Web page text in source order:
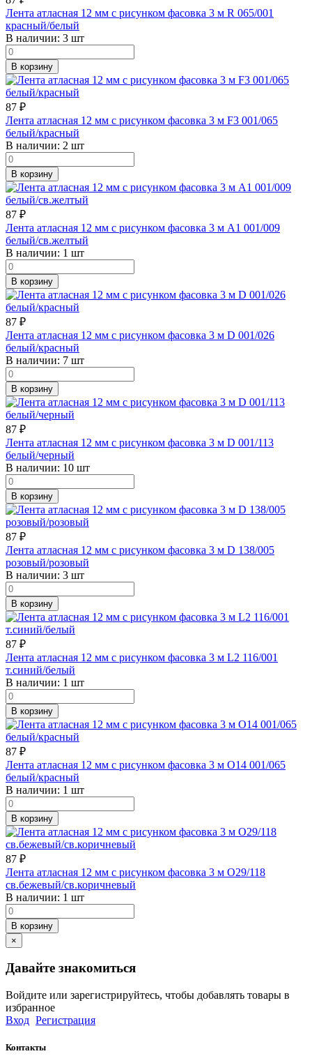
Лента атласная 12 мм с рисунком фасовка 3 м R 065/001
красный/белый
В наличии: 3 шт
В корзину
87 ₽
Лента атласная 12 мм с рисунком фасовка 3 м F3 001/065
белый/красный
В наличии: 2 шт
В корзину
87 ₽
Лента атласная 12 мм с рисунком фасовка 3 м A1 001/009
белый/св.желтый
В наличии: 1 шт
В корзину
87 ₽
Лента атласная 12 мм с рисунком фасовка 3 м D 001/026
белый/красный
В наличии: 7 шт
В корзину
87 ₽
Лента атласная 12 мм с рисунком фасовка 3 м D 001/113
белый/черный
В наличии: 10 шт
В корзину
87 ₽
Лента атласная 12 мм с рисунком фасовка 3 м D 138/005
розовый/розовый
В наличии: 3 шт
В корзину
87 ₽
Лента атласная 12 мм с рисунком фасовка 3 м L2 116/001
т.синий/белый
В наличии: 1 шт
В корзину
87 ₽
Лента атласная 12 мм с рисунком фасовка 3 м O14 001/065
белый/красный
В наличии: 1 шт
В корзину
87 ₽
Лента атласная 12 мм с рисунком фасовка 3 м O29/118
св.бежевый/св.коричневый
В наличии: 1 шт
В корзину
×
Давайте знакомиться
Войдите или зарегистрируйтесь, чтобы добавлять товары в
избранное
Вход Регистрация
Контакты